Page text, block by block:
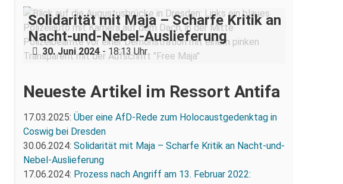
Solidarität mit Maja – Scharfe Kritik an
Nacht-und-Nebel-Auslieferung
30. Juni 2024- 18:13 Uhr
Neueste Artikel im Ressort Antifa
17.03.2025: Über eine AfD-Rede zum Holocaustgedenktag in
Coswig bei Dresden
30.06.2024: Solidarität mit Maja – Scharfe Kritik an Nacht-und-
Nebel-Auslieferung
17.06.2024: Prozess nach Angriff am 13. Februar 2022: